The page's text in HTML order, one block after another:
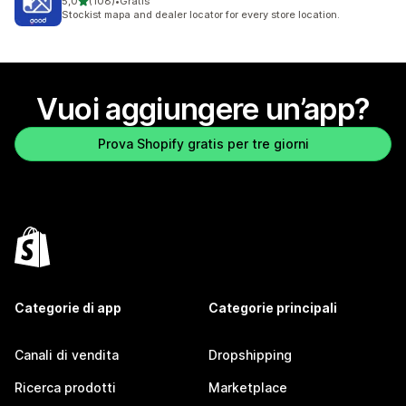
108 recensioni totali
Stockist mapa and dealer locator for every store location.
Vuoi aggiungere un’app?
Prova Shopify gratis per tre giorni
Categorie di app
Canali di vendita
Ricerca prodotti
Categorie principali
Dropshipping
Marketplace